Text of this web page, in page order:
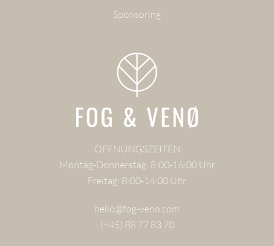
Sponsoring
ÖFFNUNGSZEITEN
Montag-Donnerstag: 8:00-16:00 Uhr
Freitag: 8:00-14:00 Uhr
hello@fog-veno.com
(+45) 88 77 83 70